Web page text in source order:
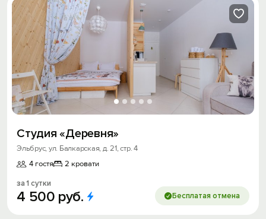
Студия «Деревня»
Эльбрус, ул. Балкарская, д. 21, стр. 4
4 гостя
2 кровати
за 1 сутки
4 500 руб. Бесплатая отмена